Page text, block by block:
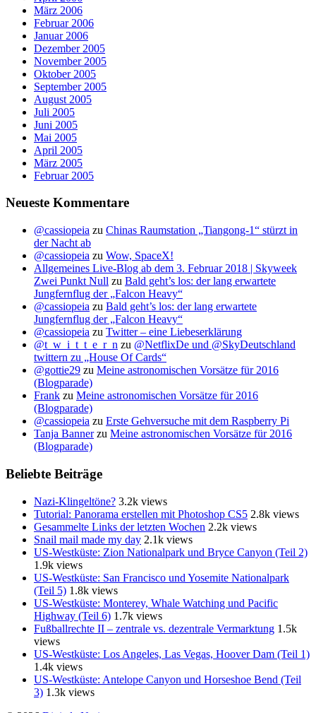
März 2006
Februar 2006
Januar 2006
Dezember 2005
November 2005
Oktober 2005
September 2005
August 2005
Juli 2005
Juni 2005
Mai 2005
April 2005
März 2005
Februar 2005
Neueste Kommentare
@cassiopeia zu Chinas Raumstation „Tiangong-1“ stürzt in
der Nacht ab
@cassiopeia zu Wow, SpaceX!
Allgemeines Live-Blog ab dem 3. Februar 2018 | Skyweek
Zwei Punkt Null zu Bald geht’s los: der lang erwartete
Jungfernflug der „Falcon Heavy“
@cassiopeia zu Bald geht’s los: der lang erwartete
Jungfernflug der „Falcon Heavy“
@cassiopeia zu Twitter – eine Liebeserklärung
@t_w_i_t_t_e_r_n zu @NetflixDe und @SkyDeutschland
twittern zu „House Of Cards“
@gottie29 zu Meine astronomischen Vorsätze für 2016
(Blogparade)
Frank zu Meine astronomischen Vorsätze für 2016
(Blogparade)
@cassiopeia zu Erste Gehversuche mit dem Raspberry Pi
Tanja Bannerzu Meine astronomischen Vorsätze für 2016
(Blogparade)
Beliebte Beiträge
Nazi-Klingeltöne? 3.2k views
Tutorial: Panorama erstellen mit Photoshop CS5 2.8k views
Gesammelte Links der letzten Wochen 2.2k views
Snail mail made my day 2.1k views
US-Westküste: Zion Nationalpark und Bryce Canyon (Teil 2)
1.9k views
US-Westküste: San Francisco und Yosemite Nationalpark
(Teil 5) 1.8k views
US-Westküste: Monterey, Whale Watching und Pacific
Highway (Teil 6) 1.7k views
Fußballrechte II – zentrale vs. dezentrale Vermarktung 1.5k
views
US-Westküste: Los Angeles, Las Vegas, Hoover Dam (Teil 1)
1.4k views
US-Westküste: Antelope Canyon und Horseshoe Bend (Teil
3) 1.3k views